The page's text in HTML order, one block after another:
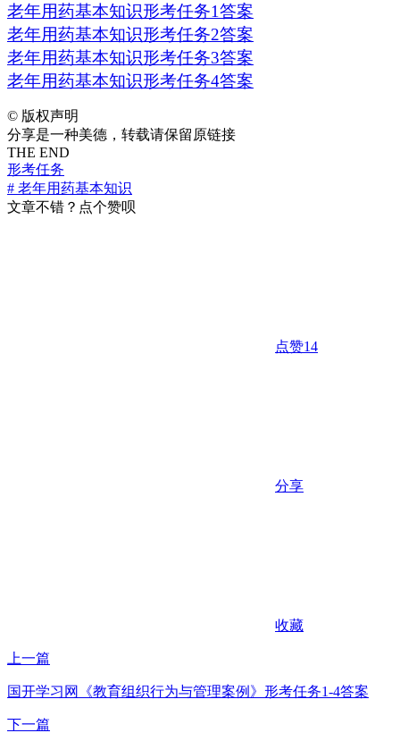
老年用药基本知识形考任务1答案
老年用药基本知识形考任务2答案
老年用药基本知识形考任务3答案
老年用药基本知识形考任务4答案
© 版权声明
分享是一种美德，转载请保留原链接
THE END
形考任务
# 老年用药基本知识
文章不错？点个赞呗
点赞14
分享
收藏
上一篇
国开学习网《教育组织行为与管理案例》形考任务1-4答案
下一篇